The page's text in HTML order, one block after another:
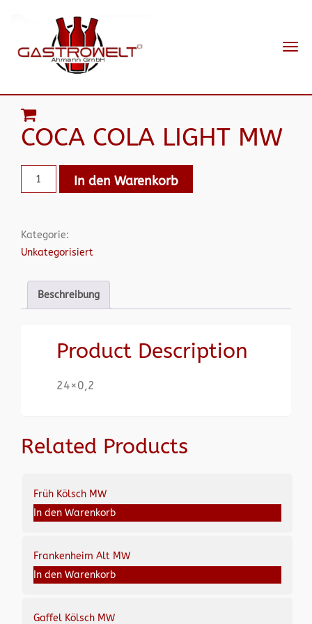
COCA COLA LIGHT MW
In den Warenkorb
Kategorie:
Unkategorisiert
Beschreibung
Product Description
24×0,2
Related Products
Früh Kölsch MW
In den Warenkorb
Frankenheim Alt MW
In den Warenkorb
Gaffel Kölsch MW